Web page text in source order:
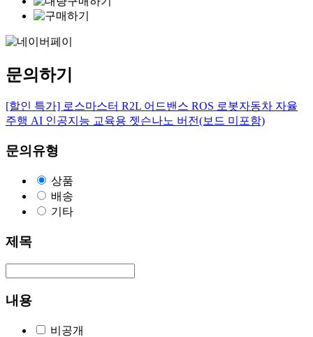
문의하기
[할인 특가] 로스마스터 R2L 어드밴스 ROS 로봇자동차 자율
주행 AI 인공지능 교육용 젯슨나노 버전(보드 미포함)
문의유형
상품
배송
기타
제목
내용
비공개